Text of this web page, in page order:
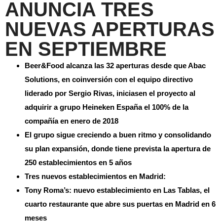
ANUNCIA TRES
NUEVAS APERTURAS
EN SEPTIEMBRE
Beer&Food alcanza las 32 aperturas desde que Abac
Solutions, en coinversión con el equipo directivo
liderado por Sergio Rivas, iniciasen el proyecto al
adquirir a grupo Heineken España el 100% de la
compañía en enero de 2018
El grupo sigue creciendo a buen ritmo y consolidando
su plan expansión, donde tiene prevista la apertura de
250 establecimientos en 5 años
Tres nuevos establecimientos en Madrid:
Tony Roma’s: nuevo establecimiento en Las Tablas, el
cuarto restaurante que abre sus puertas en Madrid en 6
meses